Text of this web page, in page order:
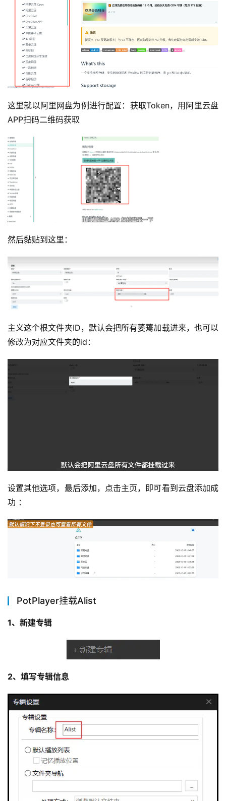
这里就以阿里网盘为例进行配置：获取Token，用阿里云盘
APP扫码二维码获取
然后黏贴到这里：
主义这个根文件夹ID，默认会把所有萎蔫加载进来，也可以
修改为对应文件夹的id：
设置其他选项，最后添加，点击主页，即可看到云盘添加成
功 ：
PotPlayer挂载Alist
1、新建专辑
2、填写专辑信息